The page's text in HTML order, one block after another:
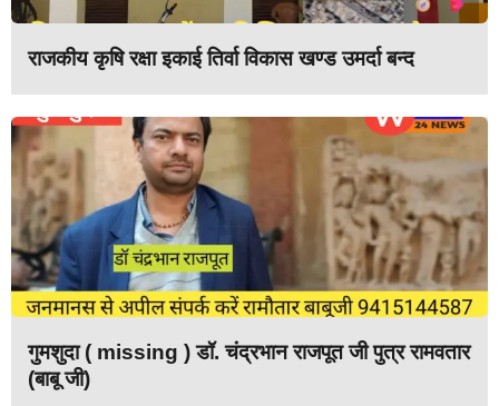
राजकीय कृषि रक्षा इकाई तिर्वा विकास खण्ड उमर्दा बन्द
गुमशुदा ( missing ) डॉ. चंद्रभान राजपूत जी पुत्र रामवतार
(बाबू जी)